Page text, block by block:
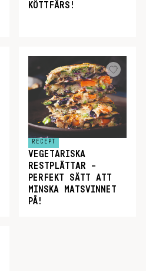
KÖTTFÄRS!
RECEPT
VEGETARISKA
RESTPLÄTTAR –
PERFEKT SÄTT ATT
MINSKA MATSVINNET
PÅ!